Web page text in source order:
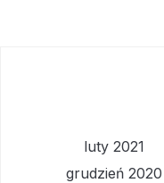
luty 2021
grudzień 2020